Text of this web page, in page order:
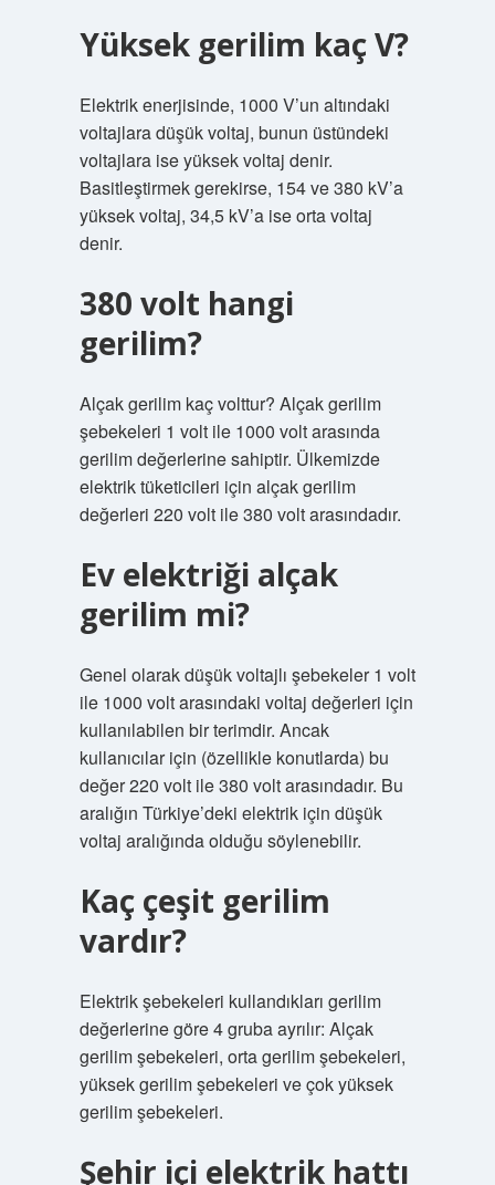
Yüksek gerilim kaç V?
Elektrik enerjisinde, 1000 V’un altındaki
voltajlara düşük voltaj, bunun üstündeki
voltajlara ise yüksek voltaj denir.
Basitleştirmek gerekirse, 154 ve 380 kV’a
yüksek voltaj, 34,5 kV’a ise orta voltaj
denir.
380 volt hangi
gerilim?
Alçak gerilim kaç volttur? Alçak gerilim
şebekeleri 1 volt ile 1000 volt arasında
gerilim değerlerine sahiptir. Ülkemizde
elektrik tüketicileri için alçak gerilim
değerleri 220 volt ile 380 volt arasındadır.
Ev elektriği alçak
gerilim mi?
Genel olarak düşük voltajlı şebekeler 1 volt
ile 1000 volt arasındaki voltaj değerleri için
kullanılabilen bir terimdir. Ancak
kullanıcılar için (özellikle konutlarda) bu
değer 220 volt ile 380 volt arasındadır. Bu
aralığın Türkiye’deki elektrik için düşük
voltaj aralığında olduğu söylenebilir.
Kaç çeşit gerilim
vardır?
Elektrik şebekeleri kullandıkları gerilim
değerlerine göre 4 gruba ayrılır: Alçak
gerilim şebekeleri, orta gerilim şebekeleri,
yüksek gerilim şebekeleri ve çok yüksek
gerilim şebekeleri.
Şehir içi elektrik hattı